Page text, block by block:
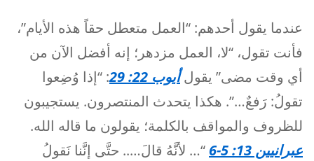
عندما يقول أحدهم: “العمل متعطل حقاً هذه الأيام”،
فأنت تقول، “لا، العمل مزدهر؛ إنه أفضل الآن من
أي وقت مضى” يقولأيوب 22: 29
: “إذا وُضِعوا
تقولُ: رَفعٌ…”. هكذا يتحدث المنتصرون. يستجيبون
للظروف والمواقف بالكلمة؛ يقولون ما قاله الله.
عبرانيين 13: 5-6
“… لأنَّهُ قالَ….. حتَّى إنَّنا نَقولُ